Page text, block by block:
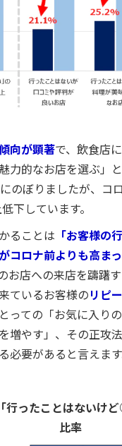
向が顕著で、飲食店
力的なお店を選ぶ」
のぼりましたが、コ
下しています。
ることは 「お客様の
コロナ前よりも高まっ
お店への来店を躊躇
ているお客様のリピ
っての「お気に入り
増やす」、その正攻
必要があると言えます
行ったことはないけ
比率